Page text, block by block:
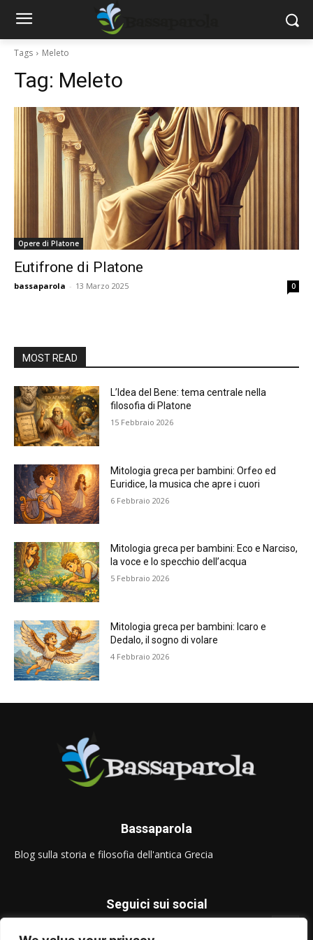
Tags Meleto
Tag: Meleto
Opere di Platone
Eutifrone di Platone
bassaparola - 13 Marzo 2025 0
MOST READ
L’Idea del Bene: tema centrale nella
filosofia di Platone
15 Febbraio 2026
Mitologia greca per bambini: Orfeo ed
Euridice, la musica che apre i cuori
6 Febbraio 2026
Mitologia greca per bambini: Eco e Narciso,
la voce e lo specchio dell’acqua
5 Febbraio 2026
Mitologia greca per bambini: Icaro e
Dedalo, il sogno di volare
4 Febbraio 2026
Bassaparola
Blog sulla storia e filosofia dell'antica Grecia
Seguici sui social